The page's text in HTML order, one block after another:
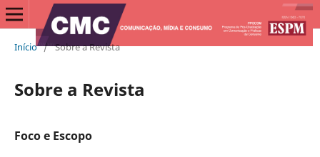
Início / Sobre a Revista
Sobre a Revista
Foco e Escopo